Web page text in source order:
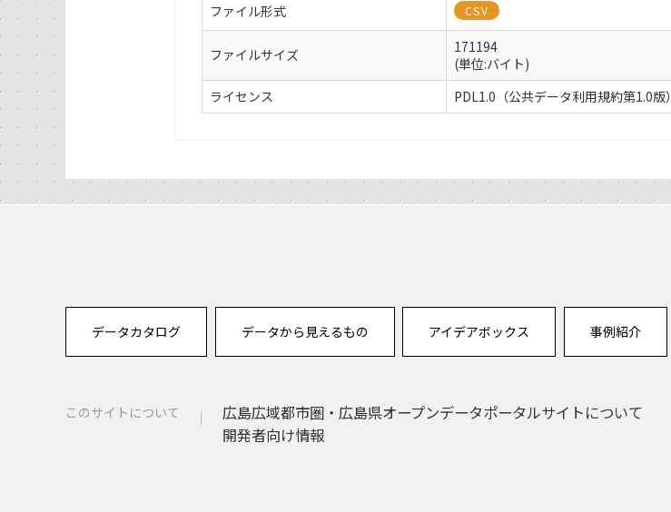
ファイル形式
CSV
ファイルサイズ
171194
(単位:バイト)
ライセンス
PDL1.0（公共データ利用規約第1.0版）
データカタログ データから見えるもの アイデアボックス 事例紹介
このサイトについて 広島広域都市圏・広島県オープンデータポータルサイトについて
開発者向け情報